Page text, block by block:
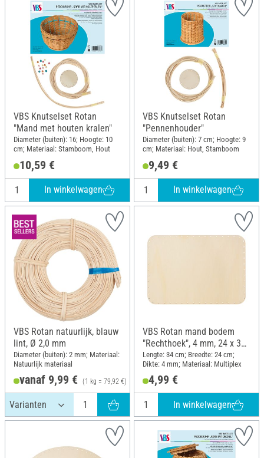
VBS Knutselset Rotan
"Mand met houten kralen"
Diameter (buiten): 16; Hoogte: 10
cm; Materiaal: Stamboom, Hout
10,59 €
In winkelwagen
VBS Knutselset Rotan
"Pennenhouder"
Diameter (buiten): 7 cm; Hoogte: 9
cm; Materiaal: Hout, Stamboom
9,49 €
In winkelwagen
VBS Rotan natuurlijk, blauw
lint, Ø 2,0 mm
Diameter (buiten): 2 mm; Materiaal:
Natuurlijk materiaal
vanaf 9,99 € (1 kg = 79,92 €)
VBS Rotan mand bodem
"Rechthoek", 4 mm, 24 x 34
cm
Lengte: 34 cm; Breedte: 24 cm;
Dikte: 4 mm; Materiaal: Multiplex
4,99 €
In winkelwagen